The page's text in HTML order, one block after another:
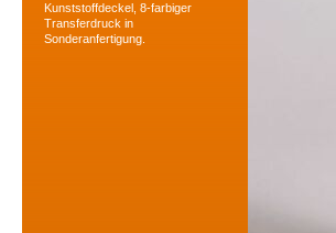
Kunststoffdeckel, 8-farbiger
Transferdruck in
Sonderanfertigung.